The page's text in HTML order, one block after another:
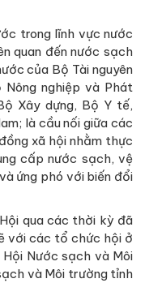
trong lĩnh vực nước
quan đến nước sạch
của Bộ Tài nguyên
nghiệp và Phát
Xây dựng, Bộ Y tế,
là cầu nối giữa các
xã hội nhằm thực
cấp nước sạch, vệ
ứng phó với biến đổi
qua các thời kỳ đã
với các tổ chức hội ở
Nước sạch và Môi
và Môi trường tỉnh